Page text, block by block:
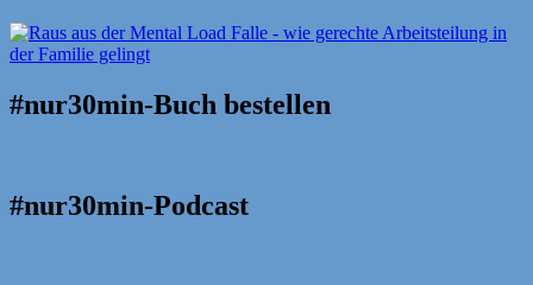
#nur30min-Buch bestellen
#nur30min-Podcast